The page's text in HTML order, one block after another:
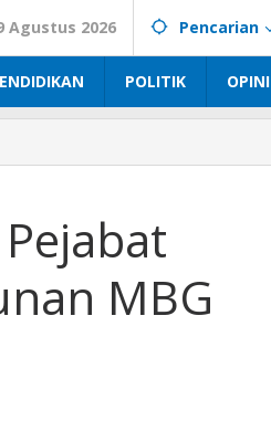
Agustus 2026 Pencarian
POLITIK OPINI
MBG